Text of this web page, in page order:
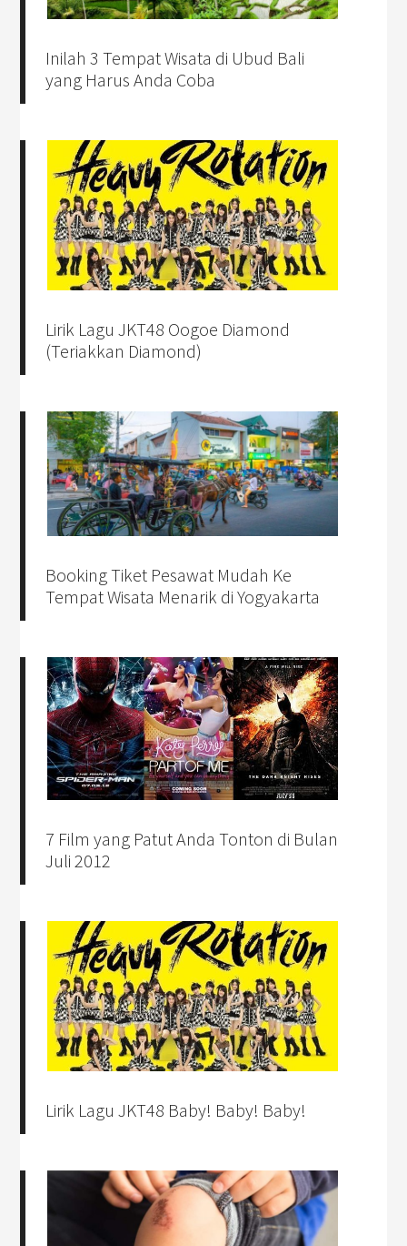
Inilah 3 Tempat Wisata di Ubud Bali
yang Harus Anda Coba
Lirik Lagu JKT48 Oogoe Diamond
(Teriakkan Diamond)
Booking Tiket Pesawat Mudah Ke
Tempat Wisata Menarik di Yogyakarta
7 Film yang Patut Anda Tonton di Bulan
Juli 2012
Lirik Lagu JKT48 Baby! Baby! Baby!